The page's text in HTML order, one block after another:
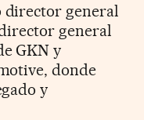
director general
general
GKN y
donde
y